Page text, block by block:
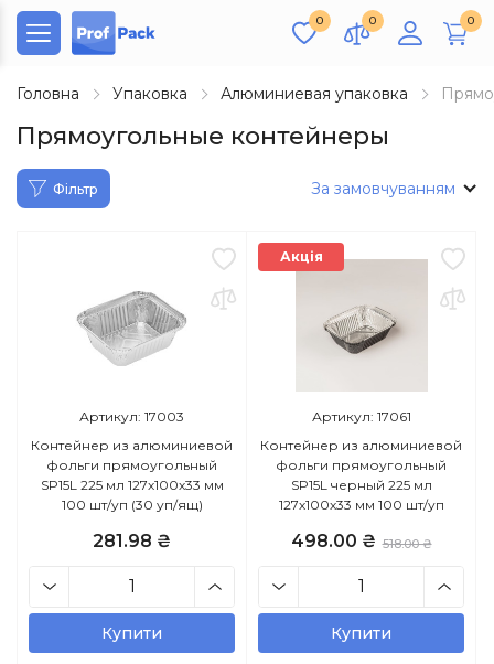
0 0 0
Головна Упаковка Алюминиевая упаковка
Прямоугольные контейнеры
Фільтр За замовчуванням
Артикул: 17003
Контейнер из алюминиевой
фольги прямоугольный
SP15L 225 мл 127х100х33 мм
100 шт/уп (30 уп/ящ)
281.98 ₴
Купити
Акція
Артикул: 17061
Контейнер из алюминиевой
фольги прямоугольный
SP15L черный 225 мл
127х100х33 мм 100 шт/уп
498.00 ₴ 518.00 ₴
Купити